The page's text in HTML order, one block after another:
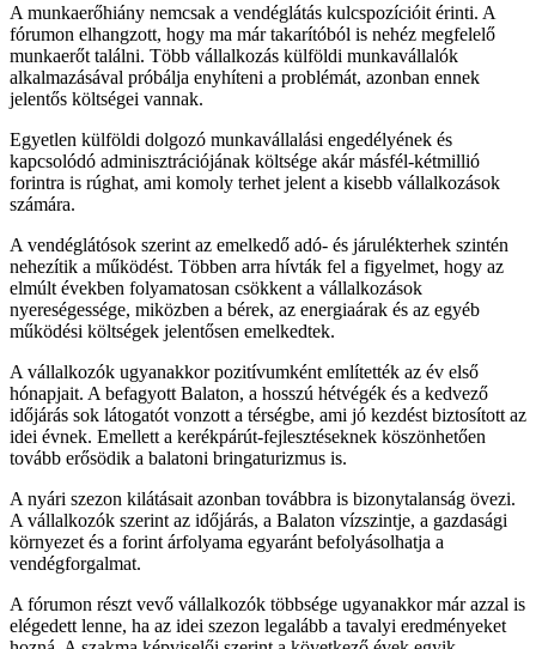
A munkaerőhiány nemcsak a vendéglátás kulcspozícióit érinti. A
fórumon elhangzott, hogy ma már takarítóból is nehéz megfelelő
munkaerőt találni. Több vállalkozás külföldi munkavállalók
alkalmazásával próbálja enyhíteni a problémát, azonban ennek
jelentős költségei vannak.
Egyetlen külföldi dolgozó munkavállalási engedélyének és
kapcsolódó adminisztrációjának költsége akár másfél-kétmillió
forintra is rúghat, ami komoly terhet jelent a kisebb vállalkozások
számára.
A vendéglátósok szerint az emelkedő adó- és járulékterhek szintén
nehezítik a működést. Többen arra hívták fel a figyelmet, hogy az
elmúlt években folyamatosan csökkent a vállalkozások
nyereségessége, miközben a bérek, az energiaárak és az egyéb
működési költségek jelentősen emelkedtek.
A vállalkozók ugyanakkor pozitívumként említették az év első
hónapjait. A befagyott Balaton, a hosszú hétvégék és a kedvező
időjárás sok látogatót vonzott a térségbe, ami jó kezdést biztosított az
idei évnek. Emellett a kerékpárút-fejlesztéseknek köszönhetően
tovább erősödik a balatoni bringaturizmus is.
A nyári szezon kilátásait azonban továbbra is bizonytalanság övezi.
A vállalkozók szerint az időjárás, a Balaton vízszintje, a gazdasági
környezet és a forint árfolyama egyaránt befolyásolhatja a
vendégforgalmat.
A fórumon részt vevő vállalkozók többsége ugyanakkor már azzal is
elégedett lenne, ha az idei szezon legalább a tavalyi eredményeket